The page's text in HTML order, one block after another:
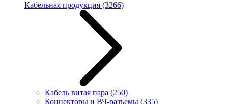
Кабельная продукция (3266)
Кабель витая пара (250)
Коннекторы и ВЧ-разъемы (335)